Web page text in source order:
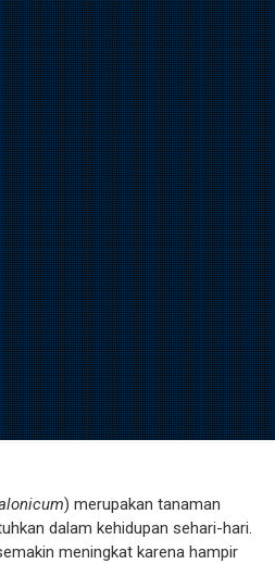
) merupakan tanaman
dalam kehidupan sehari-hari.
meningkat karena hampir